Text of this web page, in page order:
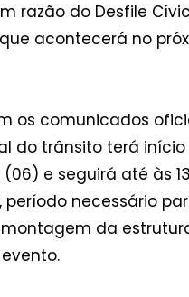
razão do Desfile
acontecerá no
os comunicados
do trânsito terá início
e seguirá até às
necessário
da